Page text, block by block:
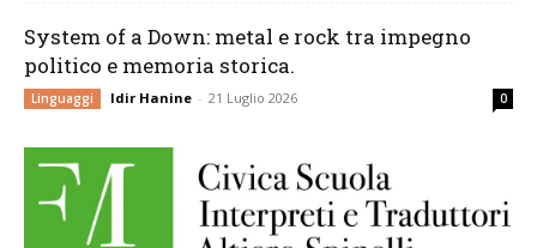
System of a Down: metal e rock tra impegno
politico e memoria storica.
Linguaggi Idir Hanine - 21 Luglio 2026 0